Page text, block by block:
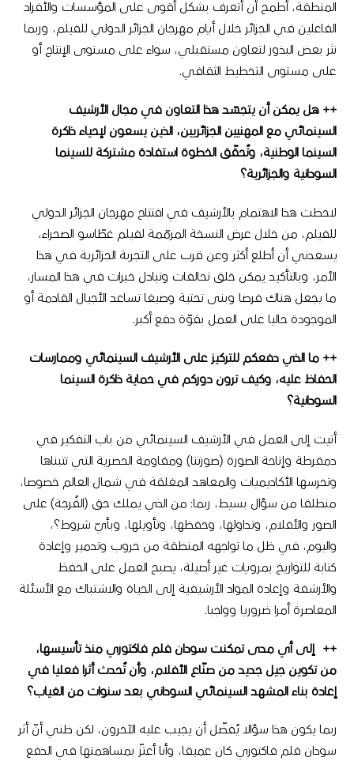
المنطقة، أطمح أن أتعرف بشكل أقوى على المؤسسات والأفراد
الفاعلين في الجزائر خلال أيام مهرجان الجزائر الدولي للفيلم، وربما
نثر بعض البذور لتعاون مستقبلي، سواء على مستوى الإنتاج أو
على مستوى التخطيط الثقافي.
++ هل يمكن أن يتجسّد هذا التعاون في مجال الأرشيف
السينمائي مع المهنيين الجزائريين، الذين يسعون لإحياء ذاكرة
السينما الوطنية، وتُحقّق الخطوة استفادة مشتركة للسينما
السودانية والجزائرية؟
لاحظت هذا الاهتمام بالأرشيف في افتتاح مهرجان الجزائر الدولي
للفيلم، من خلال عرض النسخة المرمّمة لفيلم غطّاسو الصحراء،
يسعدني أن أطلع أكثر وعن قرب على التجربة الجزائرية في هذا
الأمر، وبالتأكيد يمكن خلق تحالفات وتبادل خبرات في هذا المسار،
ما يجعل هناك فرصا وبنى تحتية وصيغا تساعد الأجيال القادمة أو
الموجودة حاليا على العمل بقوّة دفع أكبر.
++ ما الذي دفعكم للتركيز على الأرشيف السينمائي وممارسات
الحفاظ عليه، وكيف ترون دوركم في حماية ذاكرة السينما
السودانية؟
أتيت إلى العمل في الأرشيف السينمائي من باب التفكير في
دمقرطة وإتاحة الصورة (صورتنا) ومقاومة الحصرية التي تتبناها
وتحرسها الأكاديميات والمعاهد المغلقة في شمال العالم خصوصا،
منطلقا من سؤال بسيط، ربما: من الذي يملك حق (الفُرجة) على
الصور والأفلام، وتداولها، وحفظها، وتأويلها، وبأيّ شروط؟،
واليوم، في ظل ما تواجهه المنطقة من حروب وتدمير وإعادة
كتابة للتواريخ بمرويات غير أصيلة، يصبح العمل على الحفظ
والأرشفة وإعادة المواد الأرشيفية إلى الحياة والاشتباك مع الأسئلة
المعاصرة أمرا ضروريا وواجبا.
++ إلى أي مدى تمكنت سودان فلم فاكتوري منذ تأسيسها،
من تكوين جيل جديد من صنّاع الأفلام، وأن تُحدث أثرا فعليا في
إعادة بناء المشهد السينمائي السوداني بعد سنوات من الغياب؟
ربما يكون هذا سؤالا يُفضّل أن يجيب عليه الآخرون، لكن ظني أنّ أثر
سودان فلم فاكتوري كان عميقا، وأنا أعتزّ بمساهمتها في الدفع